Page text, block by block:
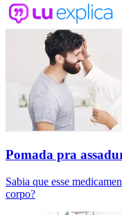
Pomada pra
Sabia que esse
corpo?